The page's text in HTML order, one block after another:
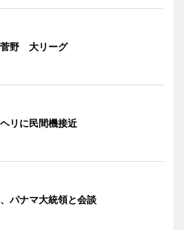
菅野 大リーグ
リに民間機接近
パナマ大統領と会談